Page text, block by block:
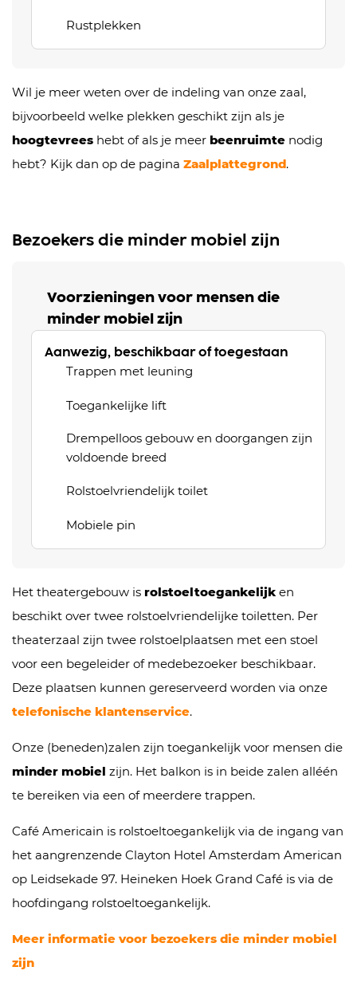
Rustplekken
Wil je meer weten over de indeling van onze zaal,
bijvoorbeeld welke plekken geschikt zijn als je
hoogtevrees hebt of als je meer beenruimte nodig
hebt? Kijk dan op de pagina Zaalplattegrond.
Bezoekers die minder mobiel zijn
Voorzieningen voor mensen die
minder mobiel zijn
Aanwezig, beschikbaar of toegestaan
Trappen met leuning
Toegankelijke lift
Drempelloos gebouw en doorgangen zijn
voldoende breed
Rolstoelvriendelijk toilet
Mobiele pin
Het theatergebouw is rolstoeltoegankelijk en
beschikt over twee rolstoelvriendelijke toiletten. Per
theaterzaal zijn twee rolstoelplaatsen met een stoel
voor een begeleider of medebezoeker beschikbaar.
Deze plaatsen kunnen gereserveerd worden via onze
telefonische klantenservice.
Onze (beneden)zalen zijn toegankelijk voor mensen die
minder mobiel zijn. Het balkon is in beide zalen alléén
te bereiken via een of meerdere trappen.
Café Americain is rolstoeltoegankelijk via de ingang van
het aangrenzende Clayton Hotel Amsterdam American
op Leidsekade 97. Heineken Hoek Grand Café is via de
hoofdingang rolstoeltoegankelijk.
Meer informatie voor bezoekers die minder mobiel
zijn